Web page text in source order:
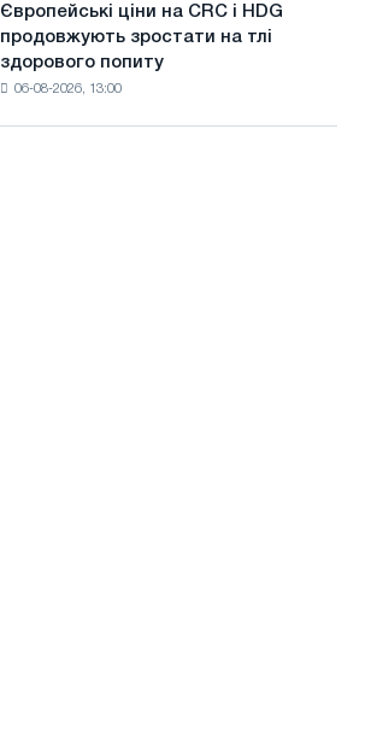
Європейські ціни на CRC і HDG
продовжують зростати на тлі
здорового попиту
06-08-2026, 13:00